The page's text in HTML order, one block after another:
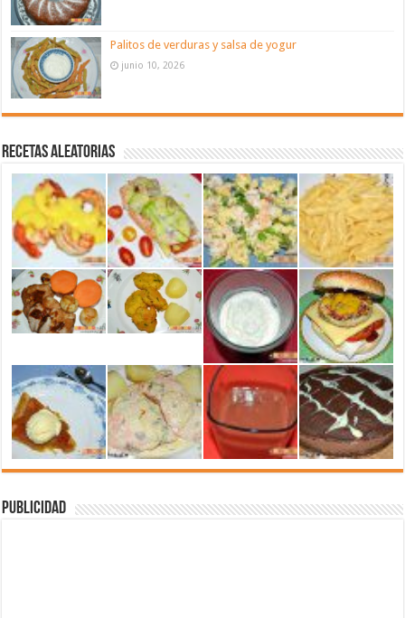
Palitos de verduras y salsa de yogur
junio 10, 2026
Recetas aleatorias
Publicidad